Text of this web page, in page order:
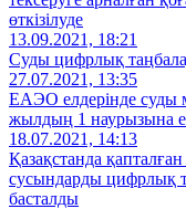
өткізілуде
13.09.2021, 18:21
Суды цифрлық
27.07.2021, 13:35
ЕАЭО елдерінде суды
жылдың 1 наурызына
18.07.2021, 14:13
Қазақстанда
сусындарды цифрлық
басталды